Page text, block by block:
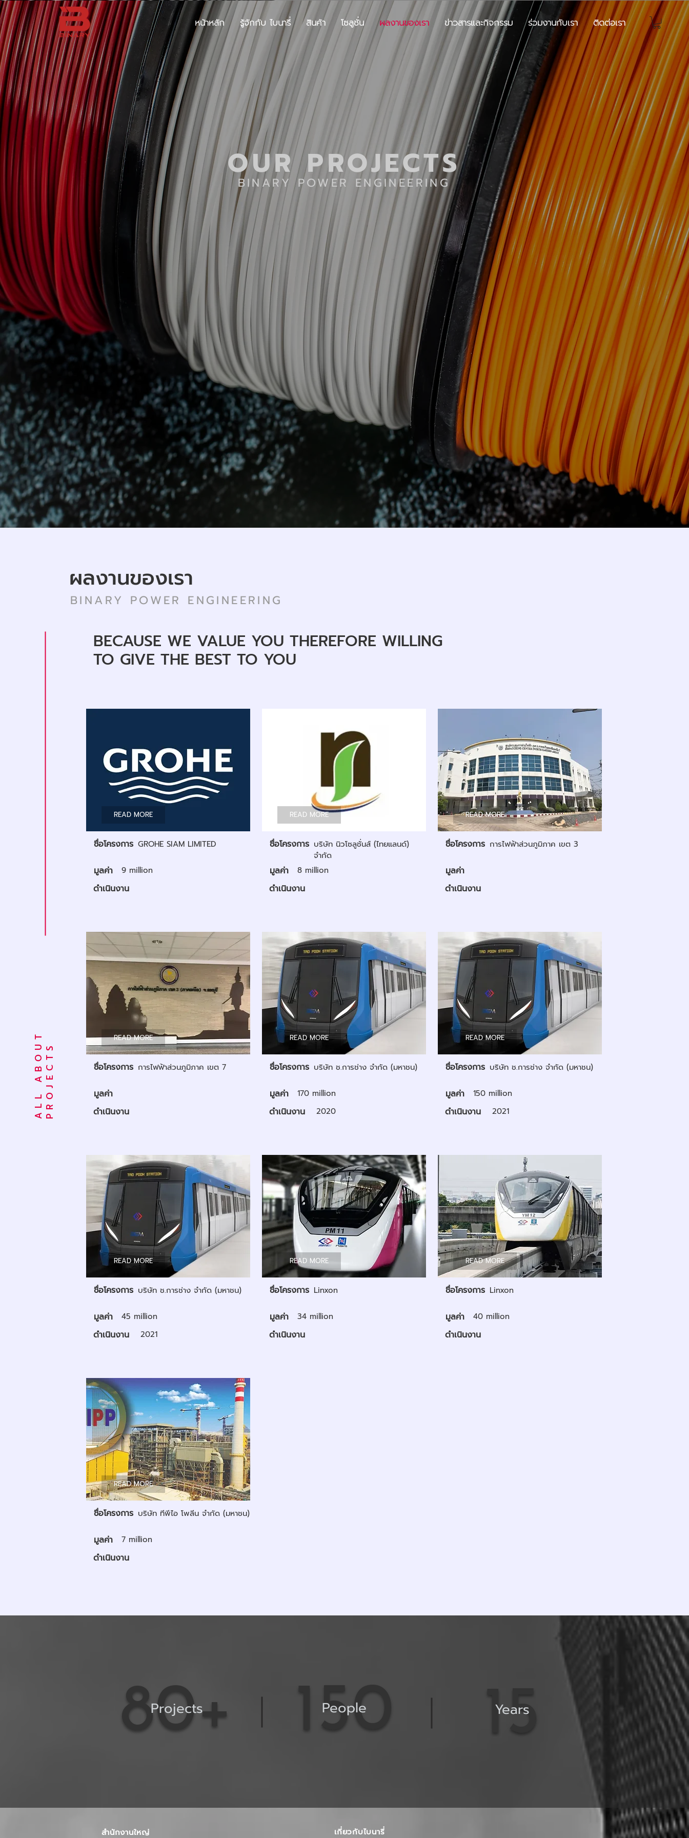
หน้าหลัก รู้จักกับ ไบนารี่ สินค้า โซลูชั่น ผลงานของเรา ข่าวสารและกิจกรรม ร่วมงานกับเรา ติดต่อเรา
OUR PROJECTS
BINARYPOWER ENGINEERING
ผลงานของเรา
BINARY POWER ENGINEERING
BECAUSE WE VALUE YOU THEREFORE WILLING
TO GIVE THE BEST TO YOU
READ MORE
ชื่อโครงการ GROHE SIAM LIMITED
มูลค่า 9 million
ดำเนินงาน
READ MORE
ชื่อโครงการ การไฟฟ้าส่วนภูมิภาค เขต 7
มูลค่า
ดำเนินงาน
READ MORE
ชื่อโครงการ บริษัท ช.การช่าง จำกัด (มหาชน)
มูลค่า 45 million
ดำเนินงาน 2021
READ MORE
ชื่อโครงการ บริษัท ทีพีไอ โพลีน จำกัด (มหาชน)
มูลค่า 7 million
ดำเนินงาน
READ MORE
ชื่อโครงการ บริษัท นิวโซลูชั่นส์ (ไทยแลนด์)
จำกัด
มูลค่า 8 million
ดำเนินงาน
READ MORE
ชื่อโครงการ บริษัท ช.การช่าง จำกัด (มหาชน)
มูลค่า 170 million
ดำเนินงาน 2020
READ MORE
ชื่อโครงการ Linxon
มูลค่า 34 million
ดำเนินงาน
READ MORE
ชื่อโครงการ การไฟฟ้าส่วนภูมิภาค เขต 3
มูลค่า
ดำเนินงาน
READ MORE
ชื่อโครงการ บริษัท ช.การช่าง จำกัด (มหาชน)
มูลค่า 150 million
ดำเนินงาน 2021
READ MORE
ชื่อโครงการ Linxon
มูลค่า 40 million
ดำเนินงาน
A
L
L
A
B
O
U
T
P
R
O
J
E
C
TS
80+
Projects 150
People 15
Years
สำนักงานใหญ่ เกี่ยวกับไบนารี่